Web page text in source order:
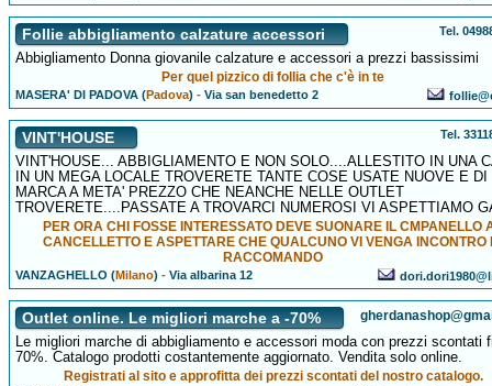
Follie abbigliamento calzature accessori Tel.
Abbigliamento Donna giovanile calzature e accessori a prezzi bassissimi
Per quel pizzico di follia che c'è in te
MASERA' DI PADOVA (Padova) -Via san benedetto 2
VINT'HOUSE Tel.
VINT'HOUSE... ABBIGLIAMENTO E NON SOLO....ALLESTITO IN UNA
IN UN MEGA LOCALE TROVERETE TANTE COSE USATE NUOVE E DI
MARCA A META' PREZZO CHE NEANCHE NELLE OUTLET
TROVERETE....PASSATE A TROVARCI NUMEROSI VI ASPETTIAMO
PER ORA CHI FOSSE INTERESSATO DEVE SUONARE IL CMPANELLO
CANCELLETTO E ASPETTARE CHE QUALCUNO VI VENGA INCONTRO
RACCOMANDO
VANZAGHELLO (Milano) -Via albarina 12
Outlet online. Le migliori marche a -70%
Le migliori marche di abbigliamento e accessori moda con prezzi scontati
70%. Catalogo prodotti costantemente aggiornato. Vendita solo online.
Registrati al sito e approfitta dei prezzi scontati del nostro catalogo.